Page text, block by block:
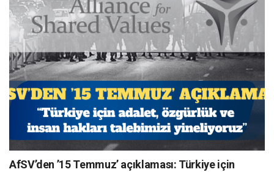
AfSV’den ’15 Temmuz’ açıklaması: Türkiye için